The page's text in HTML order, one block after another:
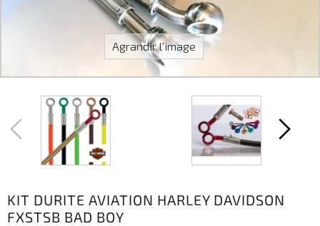
Agrandir l'image
KIT DURITE AVIATION HARLEY DAVIDSON
FXSTSB BAD BOY